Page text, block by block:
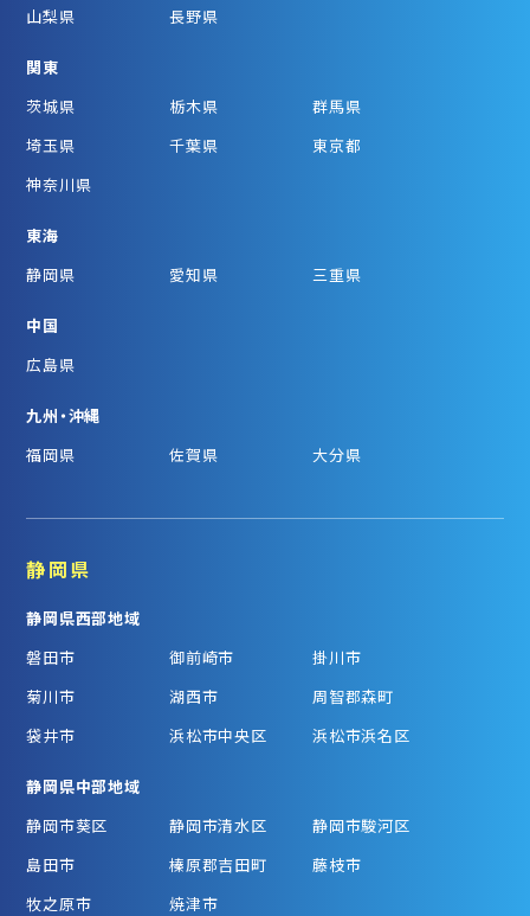
山梨県
長野県
関東
茨城県
栃木県
群馬県
埼玉県
千葉県
東京都
神奈川県
東海
静岡県
愛知県 三重県
中国
広島県
九州・沖縄
福岡県
佐賀県 大分県
静岡県
静岡県西部地域
磐田市
御前崎市
掛川市
菊川市
湖西市
周智郡森町
袋井市
浜松市中央区 浜松市浜名区
静岡県中部地域
静岡市葵区
静岡市清水区
静岡市駿河区
島田市
榛原郡吉田町
藤枝市
牧之原市
焼津市